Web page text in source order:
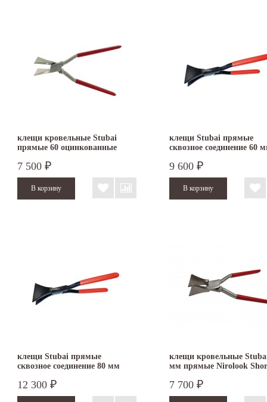
клещи кровельные Stubai
прямые 60 оцинкованные
7 500 ₽
клещи Stubai прямые
сквозное соединение 60
9 600 ₽
клещи Stubai прямые
сквозное соединение 80 мм
12 300 ₽
клещи кровельные
мм прямые Nirolook
7 700 ₽